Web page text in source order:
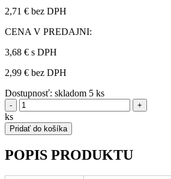
2,71 € bez DPH
CENA V PREDAJNI:
3,68 € s DPH
2,99 € bez DPH
Dostupnosť: skladom 5 ks
- +
ks
Pridať do košíka
POPIS PRODUKTU